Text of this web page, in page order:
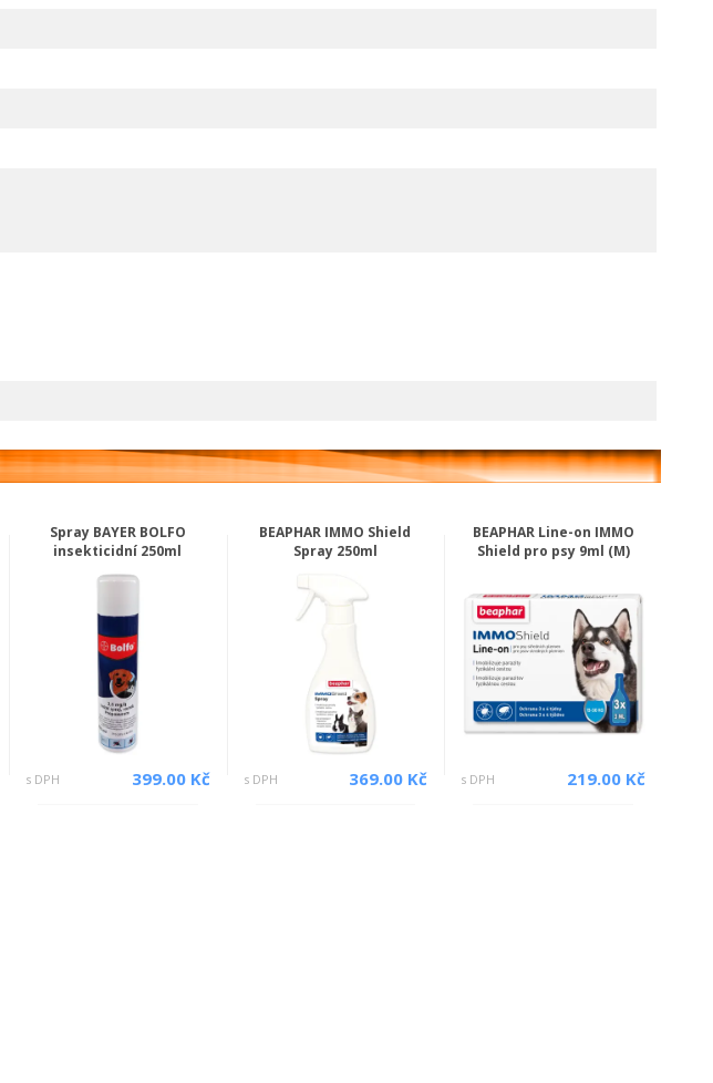
Spray BAYER BOLFO
insekticidní 250ml
s DPH 399.00 Kč
BEAPHAR IMMO Shield
Spray 250ml
s DPH 369.00 Kč
BEAPHAR Line-on IMMO
Shield pro psy 9ml (M)
s DPH 219.00 Kč